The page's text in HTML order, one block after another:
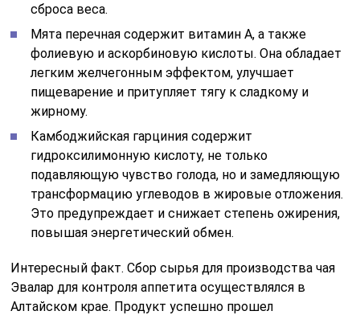
сброса веса.
Мята перечная содержит витамин A, а также
фолиевую и аскорбиновую кислоты. Она обладает
легким желчегонным эффектом, улучшает
пищеварение и притупляет тягу к сладкому и
жирному.
Камбоджийская гарциния содержит
гидроксилимонную кислоту, не только
подавляющую чувство голода, но и замедляющую
трансформацию углеводов в жировые отложения.
Это предупреждает и снижает степень ожирения,
повышая энергетический обмен.
Интересный факт. Сбор сырья для производства чая
Эвалар для контроля аппетита осуществлялся в
Алтайском крае. Продукт успешно прошел